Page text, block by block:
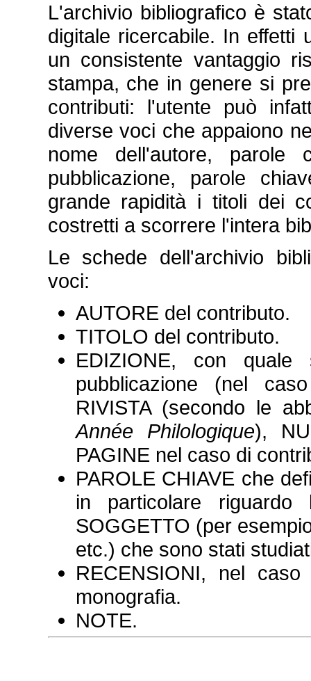
L'archivio bibliografico è
digitale ricercabile. In effetti
un consistente vantaggio
stampa, che in genere si
contributi: l'utente può
diverse voci che appaiono
nome dell'autore,
pubblicazione, parole
grande rapidità i titoli dei
costretti a scorrere l'intera
Le schede dell'archivio
voci:
AUTORE del contributo.
TITOLO del contributo.
EDIZIONE, con
pubblicazione (nel
RIVISTA (secondo le
Année Philologique),
PAGINE nel caso di
PAROLE CHIAVE che
in particolare
SOGGETTO (per
etc.) che sono stati
RECENSIONI, nel
monografia.
NOTE.